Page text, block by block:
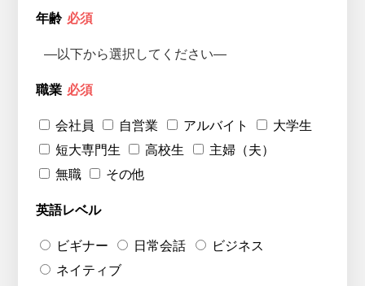
年齢 必須
職業 必須
会社員 自営業 アルバイト
大学生
短大専門生
高校生
主婦（夫）
無職
その他
英語レベル
ビギナー 日常会話
ビジネス
ネイティブ